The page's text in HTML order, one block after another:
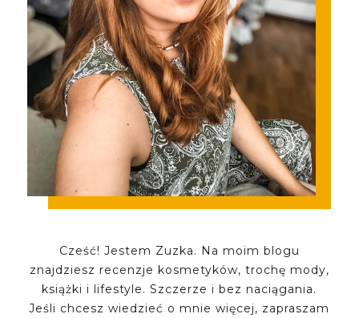
Cześć! Jestem Zuzka. Na moim blogu
znajdziesz recenzje kosmetyków, trochę mody,
książki i lifestyle. Szczerze i bez naciągania.
Jeśli chcesz wiedzieć o mnie więcej, zapraszam